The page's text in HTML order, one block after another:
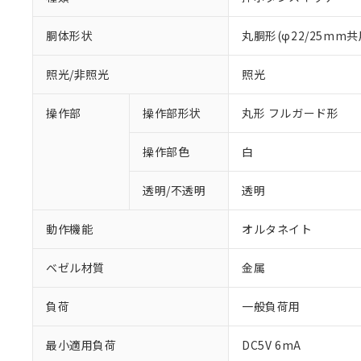
胴体形状 丸胴形(φ22/25mm共
照光/非照光 照光
操作部 操作部形状 丸形 フルガード形
操作部色 白
透明/不透明 透明
動作機能 オルタネイト
ベゼル材質 金属
負荷 一般負荷用
最小適用負荷 DC5V 6mA